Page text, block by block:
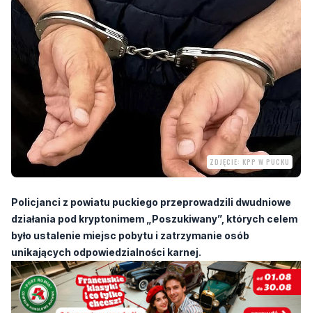
ZDJĘCIE: KPP W PUCKU
Policjanci z powiatu puckiego przeprowadzili dwudniowe
działania pod kryptonimem „Poszukiwany”, których celem
unikających odpowiedzialności karnej.
Funkcjonariusze sprawdzali adresy i miejsca, gdzie mogły
przebywać osoby ukrywające się przed wymiarem